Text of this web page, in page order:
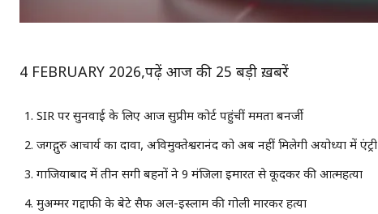
4 FEBRUARY 2026,पढ़ें आज की 25 बड़ी ख़बरें
SIR पर सुनवाई के लिए आज सुप्रीम कोर्ट पहुंचीं ममता बनर्जी
जगद्गुरु आचार्य का दावा, अविमुक्तेश्वरानंद को अब नहीं मिलेगी अयोध्या में एंट्री
गाजियाबाद में तीन सगी बहनों ने 9 मंजिला इमारत से कूदकर की आत्महत्या
मुअम्मर गद्दाफी के बेटे सैफ अल-इस्लाम की गोली मारकर हत्या